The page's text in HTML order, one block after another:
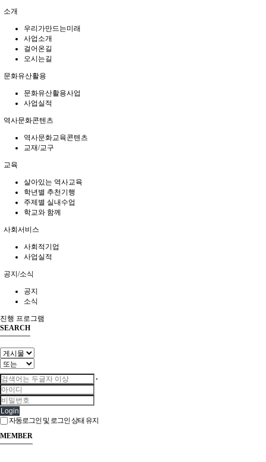
소개
우리가만드는미래
사업소개
걸어온길
오시는길
문화유산활용
문화유산활용사업
사업실적
역사문화콘텐츠
역사문화교육콘텐츠
교재/교구
교육
살아있는 역사교육
학년별 추천기행
주제별 실내수업
학교와 함께
사회서비스
사회적기업
사업실적
공지/소식
공지
소식
진행 프로그램
SEARCH
Login
자동로그인 및 로그인 상태 유지
MEMBER